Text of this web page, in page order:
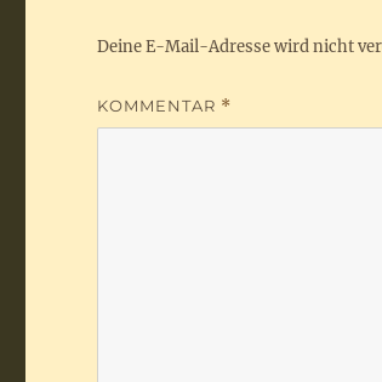
Deine E-Mail-Adresse wird nicht
KOMMENTAR *